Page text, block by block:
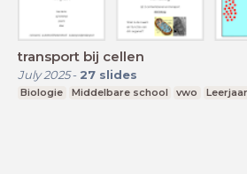
transport bij cellen
July 2025- 27 slides
Biologie Middelbare school vwo